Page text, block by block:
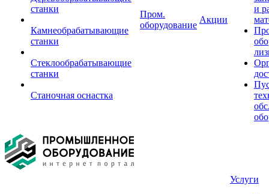
станки
Камнеобрабатывающие
станки
Стеклообрабатывающие
станки
Станочная оснастка
Пром.
оборудование
Акции
и
Услуги